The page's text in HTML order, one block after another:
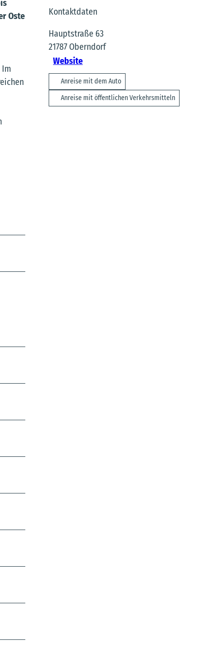
Oste
Im
Kontaktdaten
Hauptstraße 63
21787 Oberndorf
Website
Anreise mit dem Auto
Anreise mit öffentlichen Verkehrsmitteln